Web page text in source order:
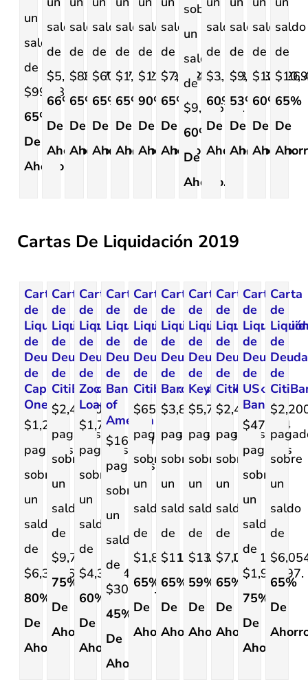
un
saldo
de
$999.84.
65%
De
Ahorro.
saldo
de
$5,940.52.
66%
De
Ahorro.
saldo
de
$831.73.
65%
De
Ahorro.
saldo
de
$608.70.
65%
De
Ahorro.
saldo
de
$1,372.14.
65%
De
Ahorro.
saldo
de
$11,195.14.
90%
De
Ahorro.
saldo
de
$7,752.01.
65%
De
Ahorro.
sobre
un
saldo
de
$9,735.54.
60%
De
Ahorro.
saldo
de
$3,733.47.
60%
De
Ahorro.
saldo
de
$9,648.79.
53%
De
Ahorro.
saldo
de
60%
De
Ahorro.
saldo
de
65%
De
Cartas De Liquidación 2019
Carta
de
Liquidación
de
Deuda
de
Capital
One
$1,267
pagados
sobre
un
saldo
de
$6,332.61.
80%
De
Ahorro.
Carta
de
Liquidación
de
Deuda
de
CitiBank
$2,437.00
pagados
sobre
un
saldo
de
$9,745.
75%
De
Ahorro.
Carta
de
Liquidación
de
Deuda
de
Zoca
Loans
$1,750
pagados
sobre
un
saldo
de
$4,338.47.
60%
De
Ahorro.
Carta
de
Liquidación
de
Deuda
de
Bank
of
America
$16,840
pagados
sobre
un
saldo
de
$30,607.86.
45%
De
Ahorro.
Carta
de
Liquidación
de
Deuda
de
Citibank
$658
pagados
sobre
un
saldo
de
$1,877.15.
65%
De
Ahorro.
Carta
de
Liquidación
de
Deuda
de
Barclays
$3,876
pagados
sobre
un
saldo
de
$11,073.89.
65%
De
Ahorro.
Carta
de
Liquidación
de
Deuda
de
KeyBank
$5,700
pagados
sobre
un
saldo
de
$13,710.54.
59%
De
Ahorro.
Carta
de
Liquidación
de
Deuda
de
CitiBank
$2,478
pagados
sobre
un
saldo
de
$7,079.17.
65%
De
Ahorro.
Carta
de
de
Deuda
de
US
Bank
$476.24
pagados
sobre
un
saldo
de
$1,904.97.
75%
De
Ahorro.
Carta
de
de
Deuda
de
sobre
un
saldo
de
65%
De